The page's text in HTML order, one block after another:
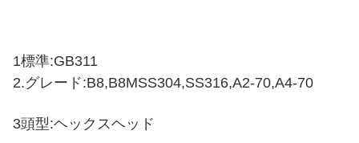
1標準:GB311
2.グレード:B8,B8MSS304,SS316,A2-70,A4-70
3頭型:ヘックスヘッド